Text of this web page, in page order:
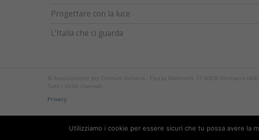
Progettare con la luce
L’Italia che ci guarda
© Associazione dei Comuni Virtuosi - Piazza Matteotti, 17 60030 Monsano (AN) -
Tutti i diritti riservati.
Privacy
Utilizziamo i cookie per essere sicuri che tu possa avere la